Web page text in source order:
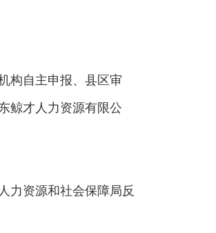
构自主申报、县区审
鲸才人力资源有限公
力资源和社会保障局反